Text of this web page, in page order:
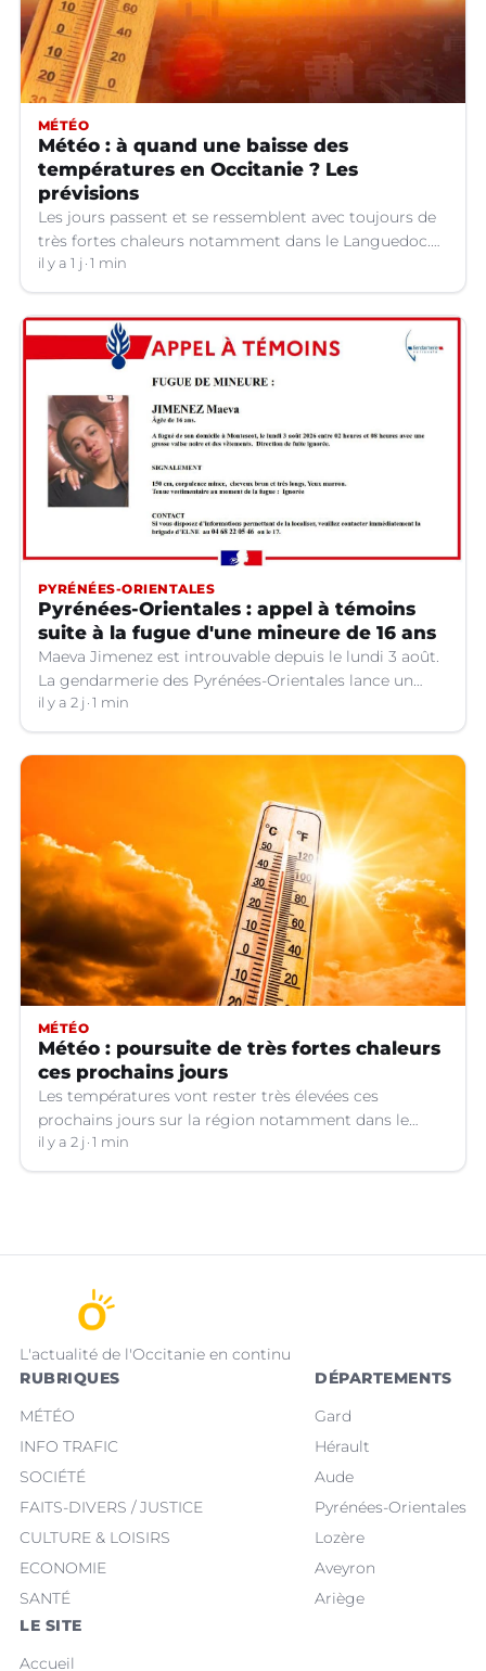
MÉTÉO
Météo : à quand une baisse des
températures en Occitanie ? Les
prévisions
Les jours passent et se ressemblent avec toujours de
très fortes chaleurs notamment dans le Languedoc.
Jusqu’à quand ?
il y a 1 j 1 min
PYRÉNÉES-ORIENTALES
Pyrénées-Orientales : appel à témoins
suite à la fugue d'une mineure de 16 ans
Maeva Jimenez est introuvable depuis le lundi 3 août.
La gendarmerie des Pyrénées-Orientales lance un
appel à témoins.
il y a 2 j 1 min
MÉTÉO
Météo : poursuite de très fortes chaleurs
ces prochains jours
Les températures vont rester très élevées ces
prochains jours sur la région notamment dans le
Languedoc.
il y a 2 j 1 min
L'actualité de l'Occitanie en continu
RUBRIQUES
MÉTÉO
INFO TRAFIC
SOCIÉTÉ
FAITS-DIVERS / JUSTICE
CULTURE & LOISIRS
ECONOMIE
SANTÉ
DÉPARTEMENTS
Gard
Hérault
Aude
Pyrénées-Orientales
Lozère
Aveyron
Ariège
LE SITE
Accueil